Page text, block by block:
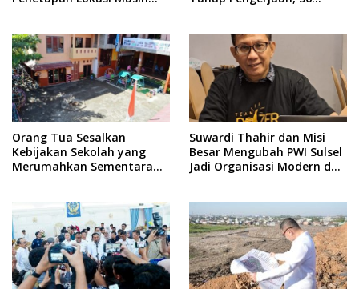
Orang Tua Sesalkan
Kebijakan Sekolah yang
Merumahkan Sementara
Suwardi Thahir dan Misi
Besar Mengubah PWI Sulsel
Jadi Organisasi Modern dan